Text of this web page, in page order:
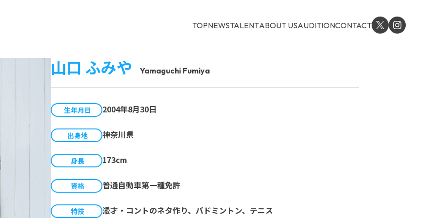
TOPNEWSTALENTABOUT USAUDITIONCONTACT
山口 ふみや Yamaguchi Fumiya
生年月日 2004年8月30日
出身地 神奈川県
身長 173cm
資格 普通自動車第一種免許
特技 漫才・コントのネタ作り、バドミントン、テニス